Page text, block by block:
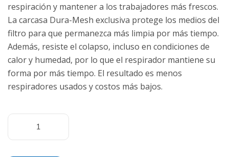
respiración y mantener a los trabajadores más frescos.
La carcasa Dura-Mesh exclusiva protege los medios del
filtro para que permanezca más limpia por más tiempo.
Además, resiste el colapso, incluso en condiciones de
calor y humedad, por lo que el respirador mantiene su
forma por más tiempo. El resultado es menos
respiradores usados ​​y costos más bajos.